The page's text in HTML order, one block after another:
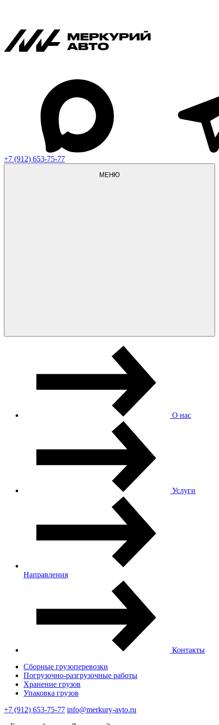
+7 (912) 653-75-77
МЕНЮ
О нас
Услуги
Направления
Контакты
Сборные грузоперевозки
Погрузочно-разгрузочные работы
Хранение грузов
Упаковка грузов
+7 (912) 653-75-77 info@merkury-avto.ru